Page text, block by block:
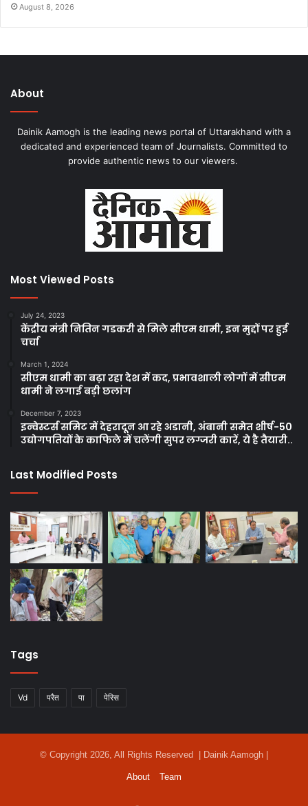
August 8, 2026
About
Dainik Aamogh is the leading news portal of Uttarakhand with a
dedicated and experienced team of Journalists. Committed to
provide authentic news to our viewers.
Most Viewed Posts
July 24, 2023
केंद्रीय मंत्री नितिन गडकरी से मिले सीएम धामी, इन मुद्दों पर हुई
चर्चा
March 1, 2024
सीएम धामी का बढ़ा रहा देश में कद, प्रभावशाली लोगों में सीएम
धामी ने लगाई बड़ी छलांग
December 7, 2023
इन्वेस्टर्स समिट में देहरादून आ रहे अडानी, अंबानी समेत शीर्ष-50
उद्योगपतियों के काफिले में चलेंगी सुपर लग्जरी कारें, ये है तैयारी..
Last Modified Posts
Tags
Vd परैत पा पेरिस
© Copyright 2026, All Rights Reserved | Dainik Aamogh |
About Team